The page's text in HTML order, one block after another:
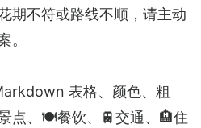
期不符或路线不顺，请主动
。
表格、颜色、粗
点、🍽️餐饮、🚆交通、🏨住